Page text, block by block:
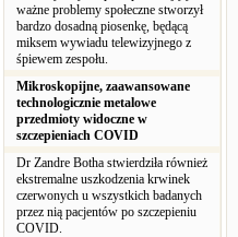
ważne problemy społeczne stworzył
bardzo dosadną piosenkę, będącą
miksem wywiadu telewizyjnego z
śpiewem zespołu.
Mikroskopijne, zaawansowane
technologicznie metalowe
przedmioty widoczne w
szczepieniach COVID
Dr Zandre Botha stwierdziła również
ekstremalne uszkodzenia krwinek
czerwonych u wszystkich badanych
przez nią pacjentów po szczepieniu
COVID.